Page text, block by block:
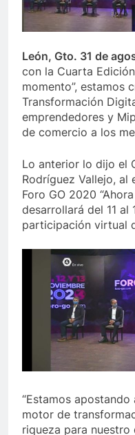
León, Gto. 31 de
con la Cuarta
momento”, estamos
Transformación
emprendedores y
de comercio a los
Lo anterior lo dijo el
Rodríguez Vallejo, al
Foro GO 2020
desarrollará del 11 al
participación virtual
“Estamos
motor de
riqueza para nuestro